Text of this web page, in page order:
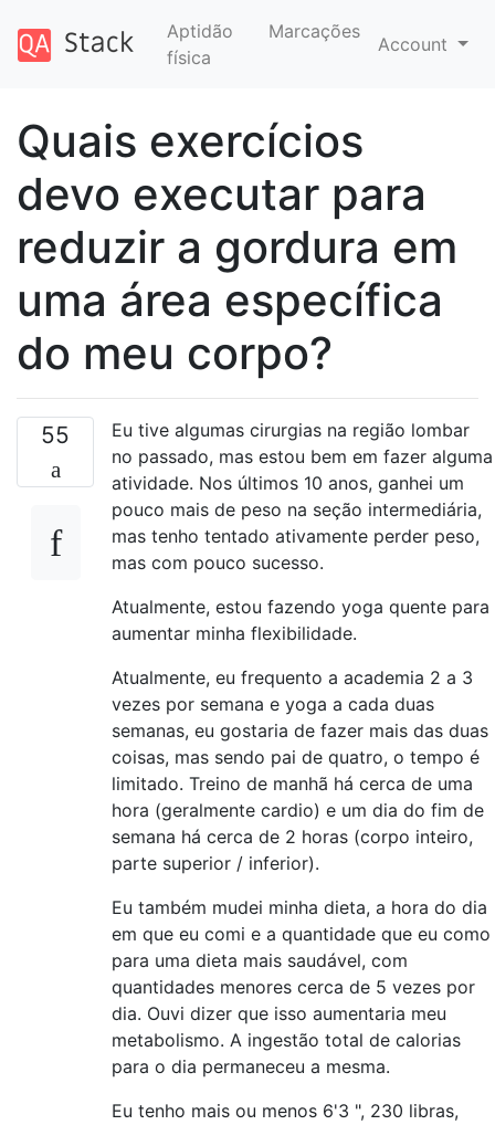
Aptidão
física
Marcações
Account
Quais exercícios
devo executar para
reduzir a gordura em
uma área específica
do meu corpo?
55
Eu tive algumas cirurgias na região lombar
no passado, mas estou bem em fazer alguma
atividade. Nos últimos 10 anos, ganhei um
pouco mais de peso na seção intermediária,
mas tenho tentado ativamente perder peso,
mas com pouco sucesso.
Atualmente, estou fazendo yoga quente para
aumentar minha flexibilidade.
Atualmente, eu frequento a academia 2 a 3
vezes por semana e yoga a cada duas
semanas, eu gostaria de fazer mais das duas
coisas, mas sendo pai de quatro, o tempo é
limitado. Treino de manhã há cerca de uma
hora (geralmente cardio) e um dia do fim de
semana há cerca de 2 horas (corpo inteiro,
parte superior / inferior).
Eu também mudei minha dieta, a hora do dia
em que eu comi e a quantidade que eu como
para uma dieta mais saudável, com
quantidades menores cerca de 5 vezes por
dia. Ouvi dizer que isso aumentaria meu
metabolismo. A ingestão total de calorias
para o dia permaneceu a mesma.
Eu tenho mais ou menos 6'3 ", 230 libras,